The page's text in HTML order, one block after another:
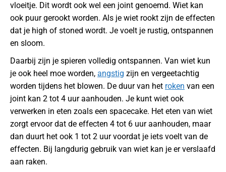
vloeitje. Dit wordt ook wel een joint genoemd. Wiet kan
ook puur gerookt worden. Als je wiet rookt zijn de effecten
dat je high of stoned wordt. Je voelt je rustig, ontspannen
en sloom.
Daarbij zijn je spieren volledig ontspannen. Van wiet kun
je ook heel moe worden, angstig zijn en vergeetachtig
worden tijdens het blowen. De duur van het roken van een
joint kan 2 tot 4 uur aanhouden. Je kunt wiet ook
verwerken in eten zoals een spacecake. Het eten van wiet
zorgt ervoor dat de effecten 4 tot 6 uur aanhouden, maar
dan duurt het ook 1 tot 2 uur voordat je iets voelt van de
effecten. Bij langdurig gebruik van wiet kan je er verslaafd
aan raken.